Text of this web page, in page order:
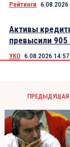
Рейтинги 6.08.2026
Активы
превысили 905
УКО 6.08.2026 14:57
ПРЕДЫДУЩАЯ